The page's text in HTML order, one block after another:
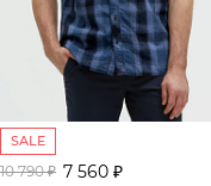
SALE
10 790 ₽ 7 560 ₽